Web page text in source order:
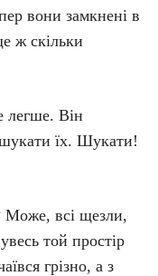
вони замкнені в
ж скільки
легше. Він
їх. Шукати!
Може, всі щезли,
той простір
грізно, а з